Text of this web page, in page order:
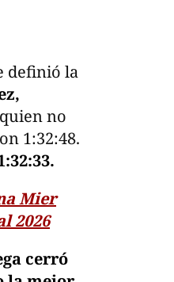
definió la
no
1:32:48.
Mier
2026
cerró